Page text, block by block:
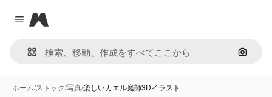
Close menu
Magnific
画像で
ホーム/ストック/写真/楽しいカエル庭師3Dイラスト